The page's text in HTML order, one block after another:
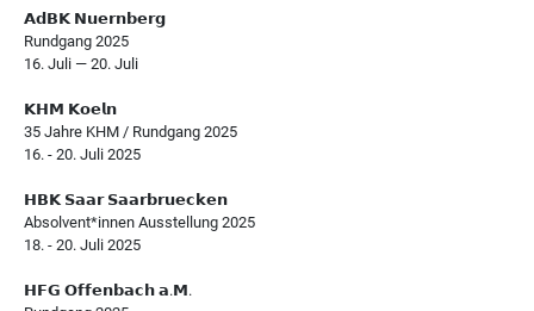
𝗔𝗱𝗕𝗞 𝗡𝘂𝗲𝗿𝗻𝗯𝗲𝗿𝗴
Rundgang 2025
16. Juli — 20. Juli
𝗞𝗛𝗠 𝗞𝗼𝗲𝗹𝗻
35 Jahre KHM / Rundgang 2025
16. - 20. Juli 2025
𝗛𝗕𝗞 𝗦𝗮𝗮𝗿 𝗦𝗮𝗮𝗿𝗯𝗿𝘂𝗲𝗰𝗸𝗲𝗻
Absolvent*innen Ausstellung 2025
18. - 20. Juli 2025
𝗛𝗙𝗚 𝗢𝗳𝗳𝗲𝗻𝗯𝗮𝗰𝗵 𝗮.𝗠.